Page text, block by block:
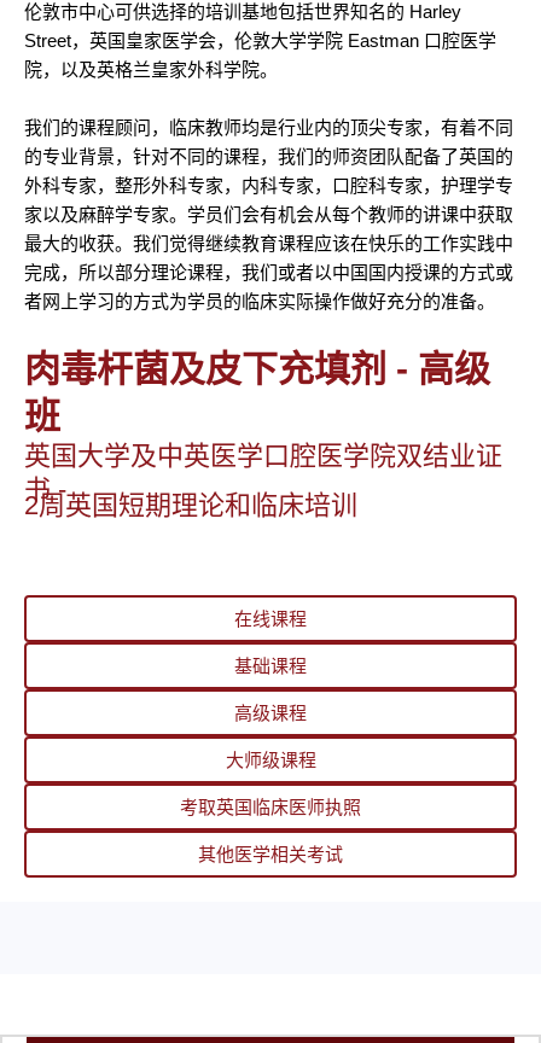
伦敦市中心可供选择的培训基地包括世界知名的 Harley
Street，英国皇家医学会，伦敦大学学院 Eastman 口腔医学
院，以及英格兰皇家外科学院。
我们的课程顾问，临床教师均是行业内的顶尖专家，有着不同
的专业背景，针对不同的课程，我们的师资团队配备了英国的
外科专家，整形外科专家，内科专家，口腔科专家，护理学专
家以及麻醉学专家。学员们会有机会从每个教师的讲课中获取
最大的收获。我们觉得继续教育课程应该在快乐的工作实践中
完成，所以部分理论课程，我们或者以中国国内授课的方式或
者网上学习的方式为学员的临床实际操作做好充分的准备。
肉毒杆菌及皮下充填剂 - 高级
班
英国大学及中英医学口腔医学院双结业证
书 -
2周英国短期理论和临床培训
在线课程
基础课程
高级课程
大师级课程
考取英国临床医师执照
其他医学相关考试